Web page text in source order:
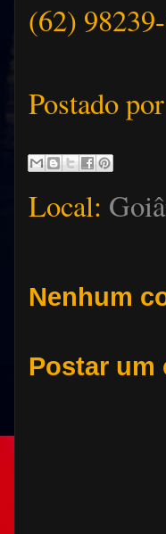
(62)
Postado por
Local:
Nenhum
Postar um